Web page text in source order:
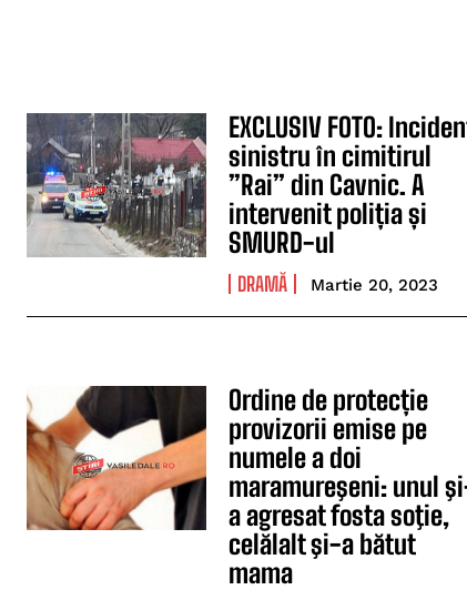
EXCLUSIV FOTO:
sinistru în cimitirul
”Rai” din Cavnic. A
intervenit poliția și
SMURD-ul
DRAMĂ Martie 20, 2023
Ordine de protecție
provizorii emise pe
numele a doi
maramureşeni: unul
a agresat fosta soţie,
celălalt şi-a bătut
mama